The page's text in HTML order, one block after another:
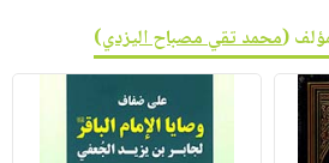
(محمد تقي مصباح اليزدي)